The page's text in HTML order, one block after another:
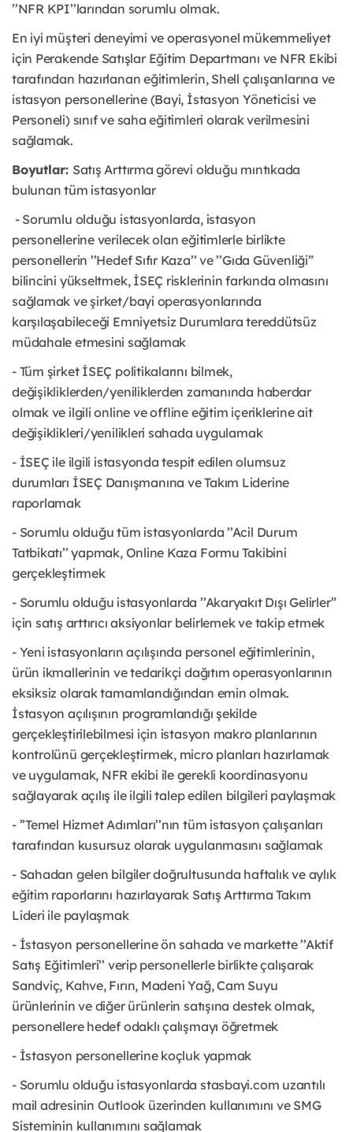
’’NFR KPI’’larından sorumlu olmak.
En iyi müşteri deneyimi ve operasyonel mükemmeliyet
için Perakende Satışlar Eğitim Departmanı ve NFR Ekibi
tarafından hazırlanan eğitimlerin, Shell çalışanlarına ve
istasyon personellerine (Bayi, İstasyon Yöneticisi ve
Personeli) sınıf ve saha eğitimleri olarak verilmesini
sağlamak.
Boyutlar: Satış Arttırma görevi olduğu mıntıkada
bulunan tüm istasyonlar
- Sorumlu olduğu istasyonlarda, istasyon
personellerine verilecek olan eğitimlerle birlikte
personellerin ’’Hedef Sıfır Kaza’’ ve ’’Gıda Güvenliği”
bilincini yükseltmek, İSEÇ risklerinin farkında olmasını
sağlamak ve şirket/bayi operasyonlarında
karşılaşabileceği Emniyetsiz Durumlara tereddütsüz
müdahale etmesini sağlamak
- Tüm şirket İSEÇ politikalarını bilmek,
değişikliklerden/yeniliklerden zamanında haberdar
olmak ve ilgili online ve offline eğitim içeriklerine ait
değişiklikleri/yenilikleri sahada uygulamak
- İSEÇ ile ilgili istasyonda tespit edilen olumsuz
durumları İSEÇ Danışmanına ve Takım Liderine
raporlamak
- Sorumlu olduğu tüm istasyonlarda ’’Acil Durum
Tatbikatı’’ yapmak, Online Kaza Formu Takibini
gerçekleştirmek
- Sorumlu olduğu istasyonlarda ’’Akaryakıt Dışı Gelirler”
için satış arttırıcı aksiyonlar belirlemek ve takip etmek
- Yeni istasyonların açılışında personel eğitimlerinin,
ürün ikmallerinin ve tedarikçi dağıtım operasyonlarının
eksiksiz olarak tamamlandığından emin olmak.
İstasyon açılışının programlandığı şekilde
gerçekleştirilebilmesi için istasyon makro planlarının
kontrolünü gerçekleştirmek, micro planları hazırlamak
ve uygulamak, NFR ekibi ile gerekli koordinasyonu
sağlayarak açılış ile ilgili talep edilen bilgileri paylaşmak
- ’’Temel Hizmet Adımları’’nın tüm istasyon çalışanları
tarafından kusursuz olarak uygulanmasını sağlamak
- Sahadan gelen bilgiler doğrultusunda haftalık ve aylık
eğitim raporlarını hazırlayarak Satış Arttırma Takım
Lideri ile paylaşmak
- İstasyon personellerine ön sahada ve markette ’’Aktif
Satış Eğitimleri’’ verip personellerle birlikte çalışarak
Sandviç, Kahve, Fırın, Madeni Yağ, Cam Suyu
ürünlerinin ve diğer ürünlerin satışına destek olmak,
personellere hedef odaklı çalışmayı öğretmek
- İstasyon personellerine koçluk yapmak
- Sorumlu olduğu istasyonlarda stasbayi.com uzantılı
mail adresinin Outlook üzerinden kullanımını ve SMG
Sisteminin kullanımını sağlamak